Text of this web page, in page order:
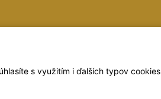
s využitím i ďalších typov cookies